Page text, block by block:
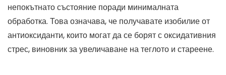
непокътнато състояние поради минималната
обработка. Това означава, че получавате изобилие от
антиоксиданти, които могат да се борят с оксидативния
стрес, виновник за увеличаване на теглото и стареене.